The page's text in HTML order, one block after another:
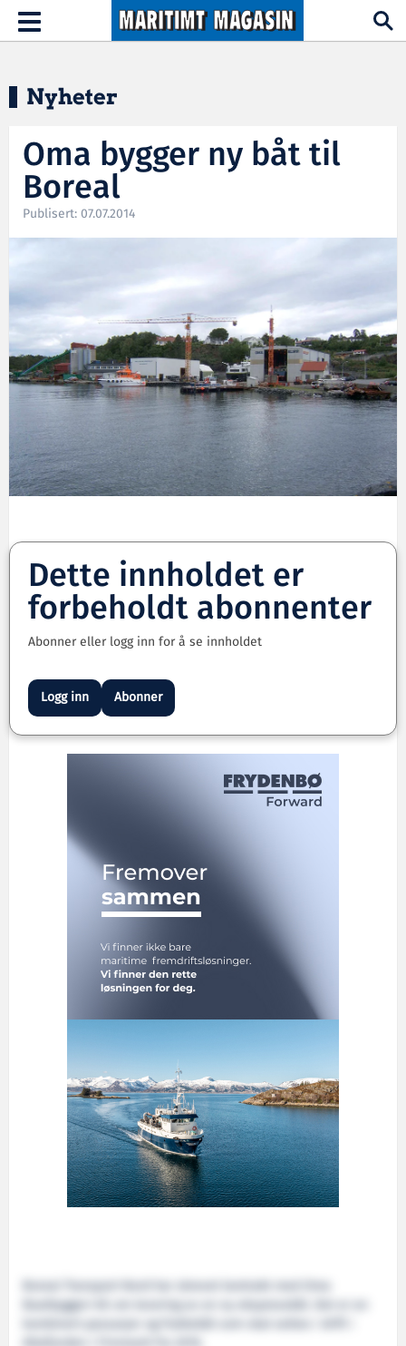
Hopp til hovedinnhold
Toggle
navigation
Nyheter
Oma bygger ny båt til
Boreal
Publisert: 07.07.2014
Dette innholdet er
forbeholdt abonnenter
Abonner eller logg inn for å se innholdet
Logg inn Abonner
Boreal Transport Nord har skrevet kontrakt med Oma
Baatbyggeri AS om levering av en ny ekspressbåt. Det er en
kombinert passasjer og fraktebåt som skal settes i drift i